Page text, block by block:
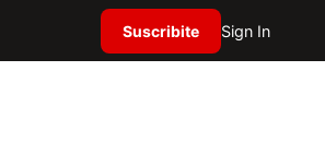
Suscribite Sign In